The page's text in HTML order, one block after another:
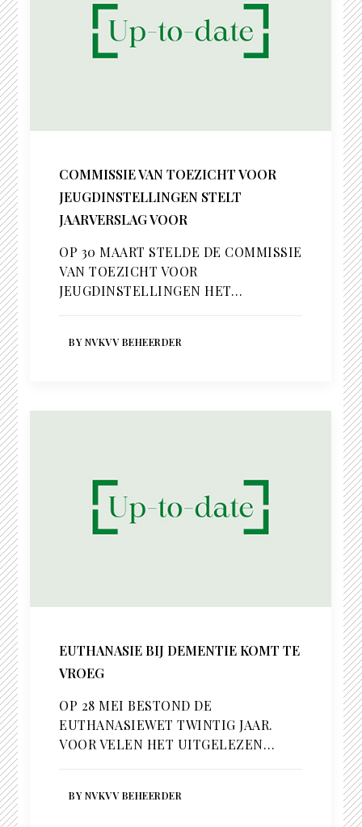
COMMISSIE VAN TOEZICHT VOOR
JEUGDINSTELLINGEN STELT
JAARVERSLAG VOOR
OP 30 MAART STELDE DE COMMISSIE
VAN TOEZICHT VOOR
JEUGDINSTELLINGEN HET…
BY NVKVV BEHEERDER
EUTHANASIE BIJ DEMENTIE KOMT TE
VROEG
OP 28 MEI BESTOND DE
EUTHANASIEWET TWINTIG JAAR.
VOOR VELEN HET UITGELEZEN…
BY NVKVV BEHEERDER